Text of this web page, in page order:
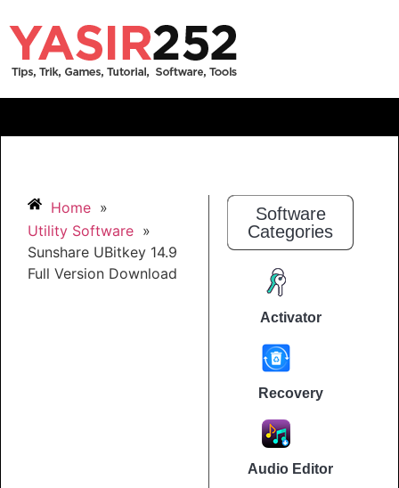
Home »
Utility Software »
Sunshare UBitkey 14.9
Full Version Download
Software
Categories
Activator
Recovery
Audio Editor